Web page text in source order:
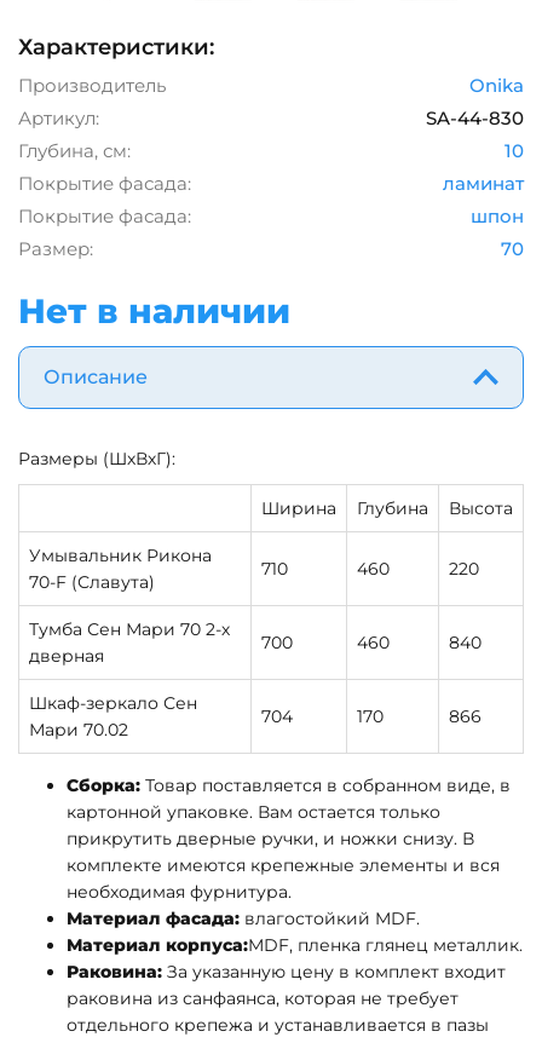
Характеристики:
Производитель
Onika
Артикул:
SA-44-830
Глубина, см:
10
Покрытие фасада:
ламинат
Покрытие фасада:
шпон
Размер:
70
Нет в наличии
Описание
Размеры (ШхВхГ):
Ширина Глубина Высота
Умывальник Рикона
70-F (Славута)
710 460 220
Тумба Сен Мари 70 2-х
дверная
700 460 840
Шкаф-зеркало Сен
Мари 70.02
704 170 866
Сборка: Товар поставляется в собранном виде, в
картонной упаковке. Вам остается только
прикрутить дверные ручки, и ножки снизу. В
комплекте имеются крепежные элементы и вся
необходимая фурнитура.
Материал фасада: влагостойкий MDF.
Материал корпуса:MDF, пленка глянец металлик.
Раковина: За указанную цену в комплект входит
раковина из санфаянса, которая не требует
отдельного крепежа и устанавливается в пазы